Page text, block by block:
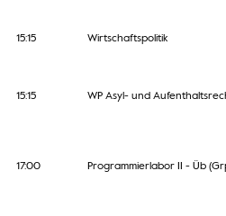
15:15 Wirtschaftspolitik
15:15 WP Asyl- und
17:00 Programmierlabor II - Üb